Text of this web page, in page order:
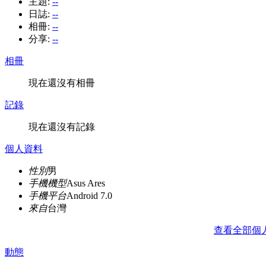
日誌: --
相冊: --
分享: --
相冊
現在還沒有相冊
記錄
現在還沒有記錄
個人資料
性別男
手機機型Asus Ares
手機平台Android 7.0
來自台灣
查看全部個
動態